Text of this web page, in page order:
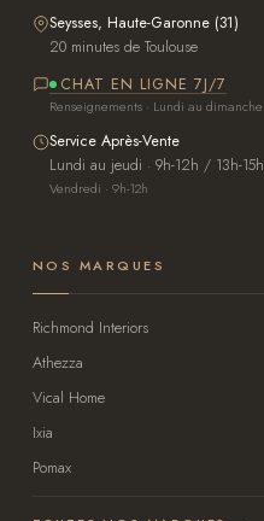
Seysses, Haute-Garonne (31)
20 minutes de Toulouse
CHAT EN LIGNE 7J/7
Renseignements · Lundi au dimanche
Service Après-Vente
Lundi au jeudi · 9h-12h / 13h-15h
Vendredi · 9h-12h
NOS MARQUES
Richmond Interiors
Athezza
Vical Home
Ixia
Pomax